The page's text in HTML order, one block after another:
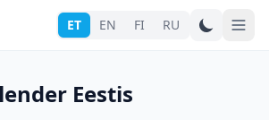
ET EN FI RU
Eestis